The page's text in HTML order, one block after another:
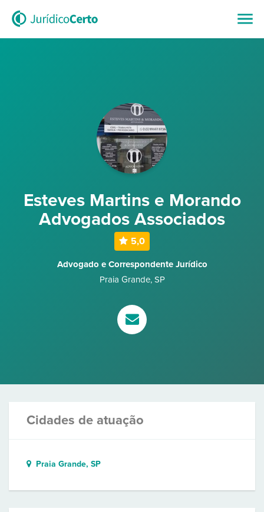
Esteves Martins e Morando
Advogados Associados
5,0
Advogado e Correspondente Jurídico
Praia Grande, SP
Cidades de atuação
Praia Grande, SP